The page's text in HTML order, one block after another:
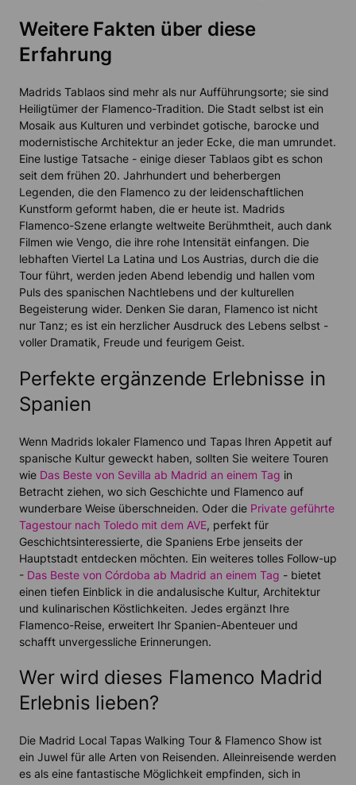
Weitere Fakten über diese
Erfahrung
Madrids Tablaos sind mehr als nur Aufführungsorte; sie sind
Heiligtümer der Flamenco-Tradition. Die Stadt selbst ist ein
Mosaik aus Kulturen und verbindet gotische, barocke und
modernistische Architektur an jeder Ecke, die man umrundet.
Eine lustige Tatsache - einige dieser Tablaos gibt es schon
seit dem frühen 20. Jahrhundert und beherbergen
Legenden, die den Flamenco zu der leidenschaftlichen
Kunstform geformt haben, die er heute ist. Madrids
Flamenco-Szene erlangte weltweite Berühmtheit, auch dank
Filmen wie Vengo, die ihre rohe Intensität einfangen. Die
lebhaften Viertel La Latina und Los Austrias, durch die die
Tour führt, werden jeden Abend lebendig und hallen vom
Puls des spanischen Nachtlebens und der kulturellen
Begeisterung wider. Denken Sie daran, Flamenco ist nicht
nur Tanz; es ist ein herzlicher Ausdruck des Lebens selbst -
voller Dramatik, Freude und feurigem Geist.
Perfekte ergänzende Erlebnisse in
Spanien
Wenn Madrids lokaler Flamenco und Tapas Ihren Appetit auf
spanische Kultur geweckt haben, sollten Sie weitere Touren
wie Das Beste von Sevilla ab Madrid an einem Tag in
Betracht ziehen, wo sich Geschichte und Flamenco auf
wunderbare Weise überschneiden. Oder die Private geführte
Tagestour nach Toledo mit dem AVE, perfekt für
Geschichtsinteressierte, die Spaniens Erbe jenseits der
Hauptstadt entdecken möchten. Ein weiteres tolles Follow-up
- Das Beste von Córdoba ab Madrid an einem Tag - bietet
einen tiefen Einblick in die andalusische Kultur, Architektur
und kulinarischen Köstlichkeiten. Jedes ergänzt Ihre
Flamenco-Reise, erweitert Ihr Spanien-Abenteuer und
schafft unvergessliche Erinnerungen.
Wer wird dieses Flamenco Madrid
Erlebnis lieben?
Die Madrid Local Tapas Walking Tour & Flamenco Show ist
ein Juwel für alle Arten von Reisenden. Alleinreisende werden
es als eine fantastische Möglichkeit empfinden, sich in